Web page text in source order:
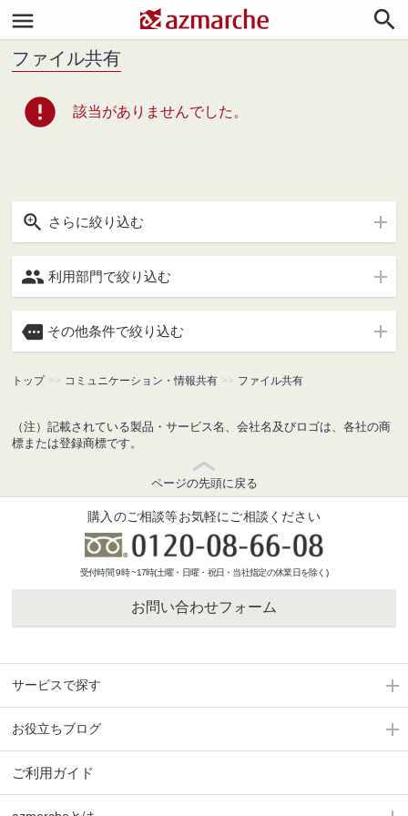


ファイル共有
error 該当がありませんでした。
 さらに絞り込む
 利用部門で絞り込む
 その他条件で絞り込む
トップ >> コミュニケーション・情報共有 >> ファイル共有
（注）記載されている製品・サービス名、会社名及びロゴは、各社の商
標または登録商標です。
ページの先頭に戻る
購入のご相談等お気軽にご相談ください
受付時間 9時 ~17時(土曜・日曜・祝日・当社指定の休業日を除く)
お問い合わせフォーム
サービスで探す
お役立ちブログ
ご利用ガイド